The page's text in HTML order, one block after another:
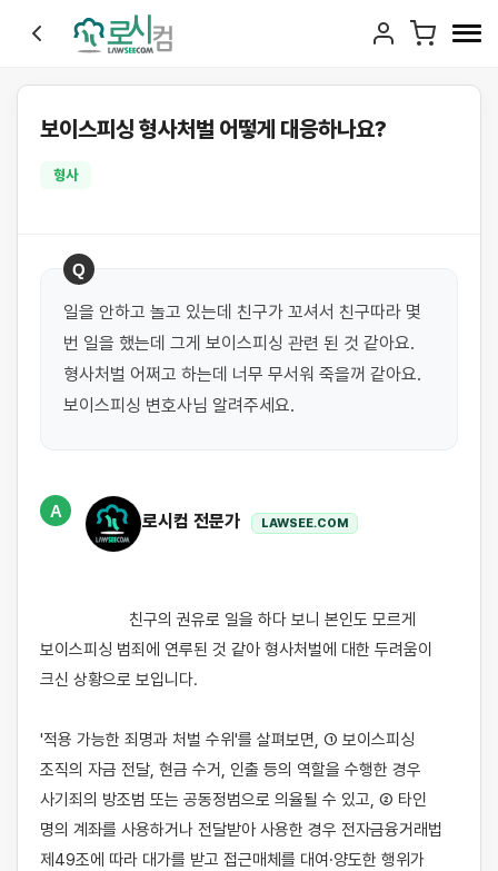
보이스피싱 형사처벌 어떻게 대응하나요?
형사
Q
일을 안하고 놀고 있는데 친구가 꼬셔서 친구따라 몇
번 일을 했는데 그게 보이스피싱 관련 된 것 같아요.
형사처벌 어쩌고 하는데 너무 무서워 죽을꺼 같아요.
보이스피싱 변호사님 알려주세요.
A
로시컴 전문가 LAWSEE.COM
보이스피싱 범죄에 연루된 것 같아 형사처벌에 대한 두려움이
크신 상황으로 보입니다.
'적용 가능한 죄명과 처벌 수위'를 살펴보면, ① 보이스피싱
조직의 자금 전달, 현금 수거, 인출 등의 역할을 수행한 경우
사기죄의 방조범 또는 공동정범으로 의율될 수 있고, ② 타인
명의 계좌를 사용하거나 전달받아 사용한 경우 전자금융거래법
제49조에 따라 대가를 받고 접근매체를 대여·양도한 행위가